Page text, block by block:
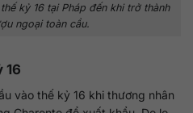
kỷ 16 tại Pháp đến khi trở thành
ngoại toàn cầu.
16
vào thế kỷ 16 khi thương nhân